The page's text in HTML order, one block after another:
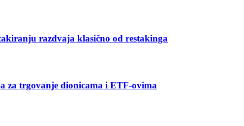
razdvaja klasično od restakinga
za trgovanje dionicama i ETF-ovima